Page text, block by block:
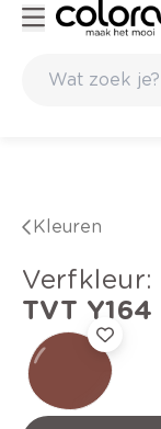
Kleuren
verfkleur:
TVT Y164